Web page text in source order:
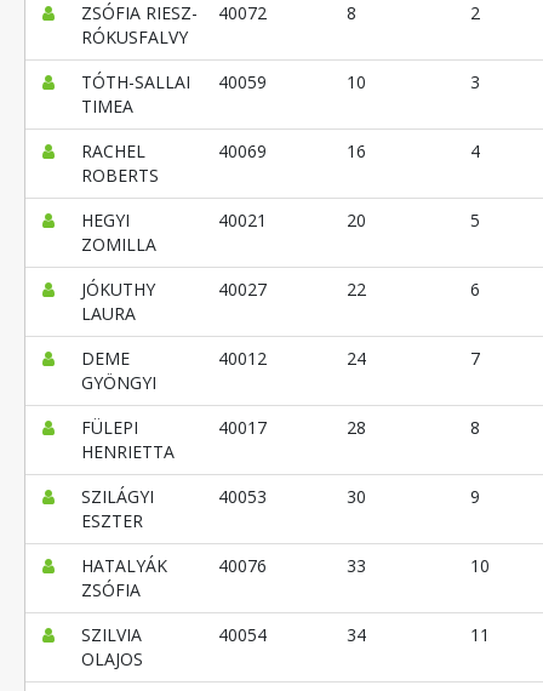
ZSÓFIA RIESZ-
RÓKUSFALVY
40072 8 2
TÓTH-SALLAI
TIMEA
40059 10 3
RACHEL
ROBERTS
40069 16 4
HEGYI
ZOMILLA
40021 20 5
JÓKUTHY
LAURA
40027 22 6
DEME
GYÖNGYI
40012 24 7
FÜLEPI
HENRIETTA
40017 28 8
SZILÁGYI
ESZTER
40053 30 9
HATALYÁK
ZSÓFIA
40076 33 10
SZILVIA
OLAJOS
40054 34 11